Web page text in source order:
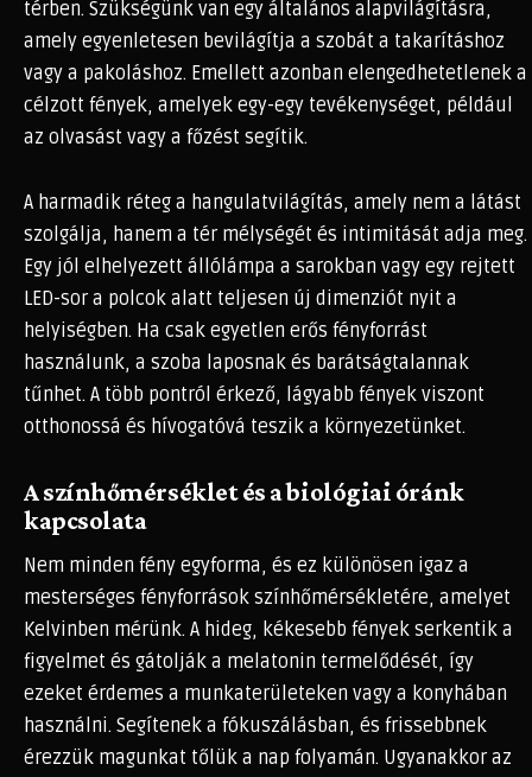
térben. Szükségünk van egy általános alapvilágításra,
amely egyenletesen bevilágítja a szobát a takarításhoz
vagy a pakoláshoz. Emellett azonban elengedhetetlenek a
célzott fények, amelyek egy-egy tevékenységet, például
az olvasást vagy a főzést segítik.
A harmadik réteg a hangulatvilágítás, amely nem a látást
szolgálja, hanem a tér mélységét és intimitását adja meg.
Egy jól elhelyezett állólámpa a sarokban vagy egy rejtett
LED-sor a polcok alatt teljesen új dimenziót nyit a
helyiségben. Ha csak egyetlen erős fényforrást
használunk, a szoba laposnak és barátságtalannak
tűnhet. A több pontról érkező, lágyabb fények viszont
otthonossá és hívogatóvá teszik a környezetünket.
A színhőmérséklet és a biológiai óránk
kapcsolata
Nem minden fény egyforma, és ez különösen igaz a
mesterséges fényforrások színhőmérsékletére, amelyet
Kelvinben mérünk. A hideg, kékesebb fények serkentik a
figyelmet és gátolják a melatonin termelődését, így
ezeket érdemes a munkaterületeken vagy a konyhában
használni. Segítenek a fókuszálásban, és frissebbnek
érezzük magunkat tőlük a nap folyamán. Ugyanakkor az